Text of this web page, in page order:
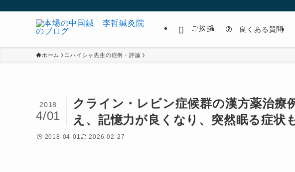
ご挨拶 良くある質問
ホーム ニハイシャ先生の症例・評論
クライン・レビン症候群の漢方薬治療
え、記憶力が良くなり、突然眠る症状
2018
4/01
2018-04-01 2026-02-27